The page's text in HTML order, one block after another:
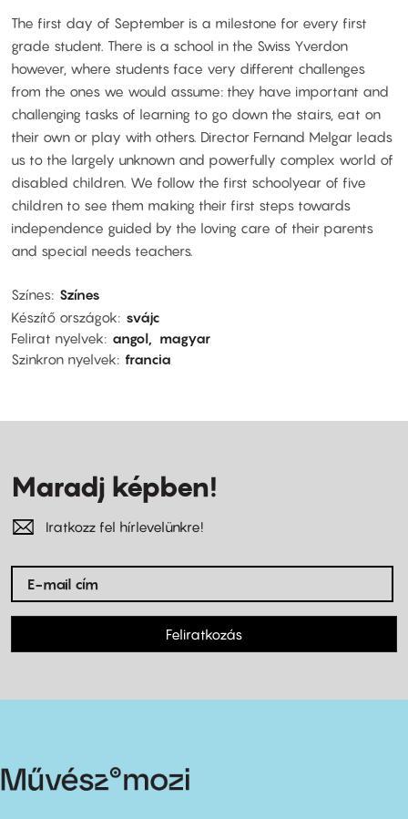
The first day of September is a milestone for every first
grade student. There is a school in the Swiss Yverdon
however, where students face very different challenges
from the ones we would assume: they have important and
challenging tasks of learning to go down the stairs, eat on
their own or play with others. Director Fernand Melgar leads
us to the largely unknown and powerfully complex world of
disabled children. We follow the first schoolyear of five
children to see them making their first steps towards
independence guided by the loving care of their parents
and special needs teachers.
Színes Színes
Készítő országok
svájc
Felirat nyelvek
angol
magyar
Szinkron nyelvek francia
Maradj képben!
Iratkozz fel hírlevelünkre!
Feliratkozás